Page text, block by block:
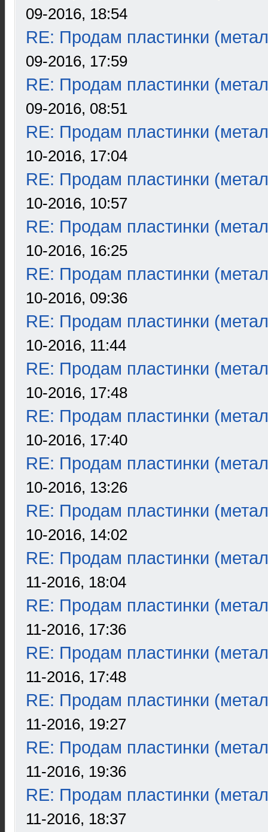
09-2016, 18:54
RE: Продам пластинки
09-2016, 17:59
RE: Продам пластинки
09-2016, 08:51
RE: Продам пластинки
10-2016, 17:04
RE: Продам пластинки
10-2016, 10:57
RE: Продам пластинки
10-2016, 16:25
RE: Продам пластинки
10-2016, 09:36
RE: Продам пластинки
10-2016, 11:44
RE: Продам пластинки
10-2016, 17:48
RE: Продам пластинки
10-2016, 17:40
RE: Продам пластинки
10-2016, 13:26
RE: Продам пластинки
10-2016, 14:02
RE: Продам пластинки
11-2016, 18:04
RE: Продам пластинки
11-2016, 17:36
RE: Продам пластинки
11-2016, 17:48
RE: Продам пластинки
11-2016, 19:27
RE: Продам пластинки
11-2016, 19:36
RE: Продам пластинки
11-2016, 18:37